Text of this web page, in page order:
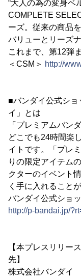
“大人の為の変身ベ
COMPLETE
ーズ。従来の商品
バリューとリーズ
これまで、第12弾
＜CSM＞ http://
■バンダイ公式シ
イ」とは
「プレミアムバン
どこでも24時間楽
イトです。「プレ
りの限定アイテム
クターのイベント
く手に入れること
バンダイ公式ショ
http://p-bandai.jp/
【本プレスリリー
先】
株式会社バンダイ